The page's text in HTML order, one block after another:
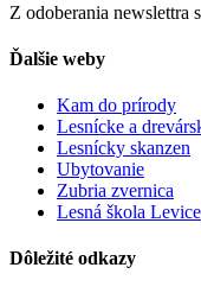
Z odoberania newslettra
Ďalšie weby
Kam do prírody
Lesnícke a
Lesnícky skanzen
Ubytovanie
Zubria zvernica
Lesná škola Levice
Dôležité odkazy